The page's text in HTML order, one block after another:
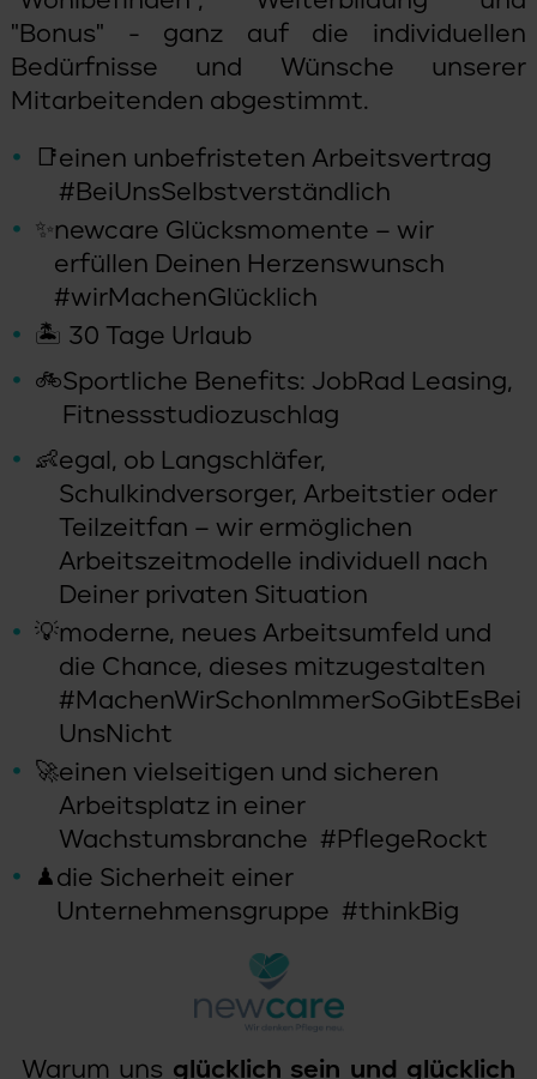
"Bonus" - ganz auf die individuellen
Bedürfnisse und Wünsche unserer
Mitarbeitenden abgestimmt.
Warum uns glücklich sein und glücklich